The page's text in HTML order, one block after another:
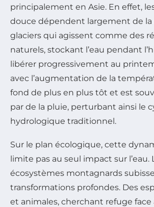
principalement en Asie. En effet,
douce dépendent largement de la
glaciers qui agissent comme des
naturels, stockant l’eau pendant
libérer progressivement au
avec l’augmentation de la
fond de plus en plus tôt et est
par de la pluie, perturbant ainsi le
hydrologique traditionnel.
Sur le plan écologique, cette
limite pas au seul impact sur l’eau.
écosystèmes montagnards
transformations profondes. Des
et animales, cherchant refuge face